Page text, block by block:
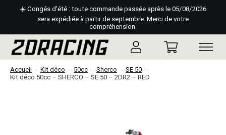
☀️ Congés d'été : toute commande passée après le 05/08/2026
sera expédiée à partir de septembre. Merci de votre
compréhension.
Accueil Kit déco 50cc Sherco
SE 50
Kit déco 50cc – SHERCO – SE 50 – 2DR2 – RED